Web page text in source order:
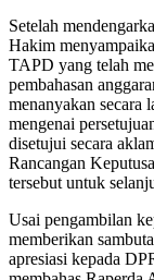
Setelah
Hakim
TAPD yang telah
pembahasan
menanyakan secara
mengenai
disetujui secara
Rancangan
tersebut untuk
Usai pengambilan
memberikan
apresiasi kepada